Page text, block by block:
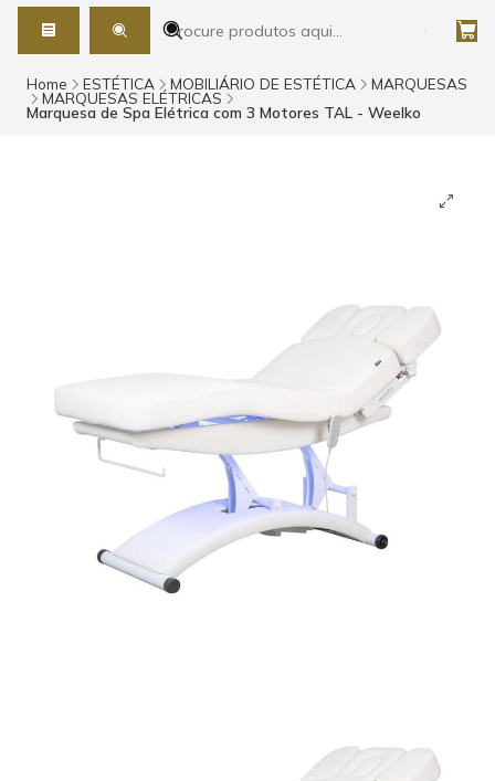
Home ESTÉTICA MOBILIÁRIO DE ESTÉTICA MARQUESAS
MARQUESAS ELÉTRICAS
Marquesa de Spa Elétrica com 3 Motores TAL - Weelko